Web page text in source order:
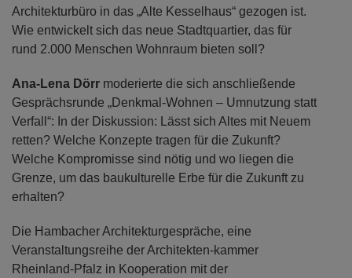
Architekturbüro in das „Alte Kesselhaus“ gezogen ist.
Wie entwickelt sich das neue Stadtquartier, das für
rund 2.000 Menschen Wohnraum bieten soll?
Ana-Lena Dörr moderierte die sich anschließende
Gesprächsrunde „Denkmal-Wohnen – Umnutzung statt
Verfall“: In der Diskussion: Lässt sich Altes mit Neuem
retten? Welche Konzepte tragen für die Zukunft?
Welche Kompromisse sind nötig und wo liegen die
Grenze, um das baukulturelle Erbe für die Zukunft zu
erhalten?
Die Hambacher Architekturgespräche, eine
Veranstaltungsreihe der Architekten-kammer
Rheinland-Pfalz in Kooperation mit der